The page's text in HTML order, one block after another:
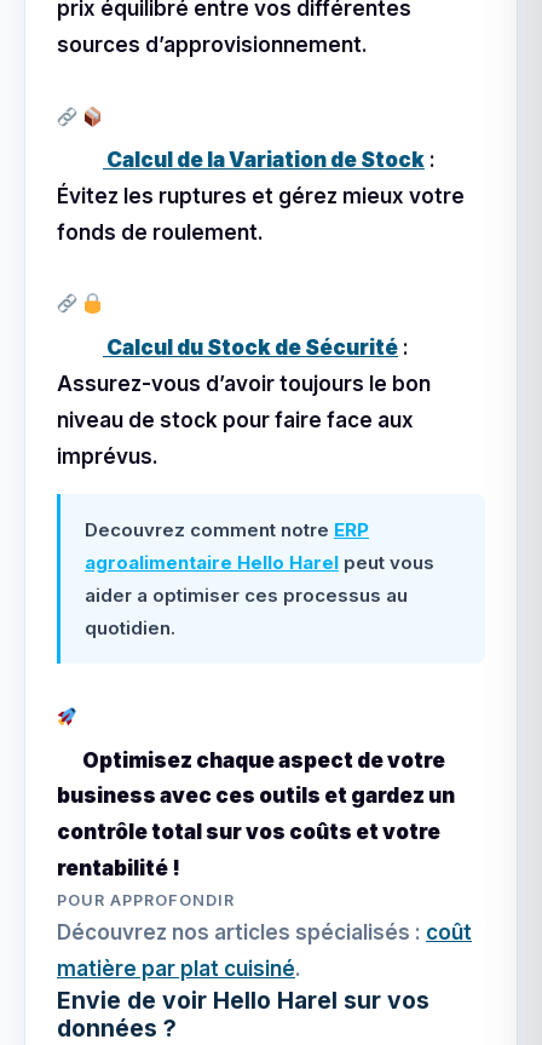
prix équilibré entre vos différentes
sources d’approvisionnement.
Calcul de la Variation de Stock :
Évitez les ruptures et gérez mieux votre
fonds de roulement.
Calcul du Stock de Sécurité :
Assurez-vous d’avoir toujours le bon
niveau de stock pour faire face aux
imprévus.
Decouvrez comment notre ERP
agroalimentaire Hello Harel peut vous
aider a optimiser ces processus au
quotidien.
Optimisez chaque aspect de votre
business avec ces outils et gardez un
contrôle total sur vos coûts et votre
rentabilité !
POUR APPROFONDIR
Découvrez nos articles spécialisés : coût
matière par plat cuisiné.
Envie de voir Hello Harel sur vos
données ?